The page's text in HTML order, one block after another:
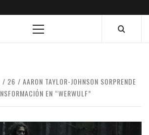
26
AARON TAYLOR-JOHNSON SORPRENDE
EN “WERWULF”